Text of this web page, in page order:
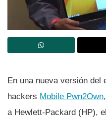
En una nueva versión del
hackers Mobile Pwn2Own
a Hewlett-Packard (HP),